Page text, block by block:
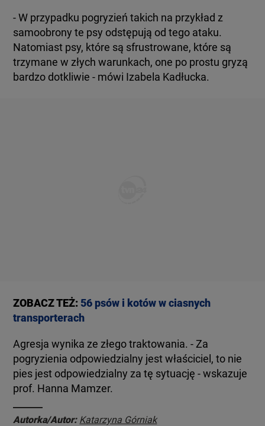
- W przypadku pogryzień takich na przykład z
samoobrony te psy odstępują od tego ataku.
Natomiast psy, które są sfrustrowane, które są
trzymane w złych warunkach, one po prostu gryzą
bardzo dotkliwie - mówi Izabela Kadłucka.
ZOBACZ TEŻ:56 psów i kotów w ciasnych
transporterach
Agresja wynika ze złego traktowania. - Za
pogryzienia odpowiedzialny jest właściciel, to nie
pies jest odpowiedzialny za tę sytuację - wskazuje
prof. Hanna Mamzer.
Autorka/Autor: Katarzyna Górniak